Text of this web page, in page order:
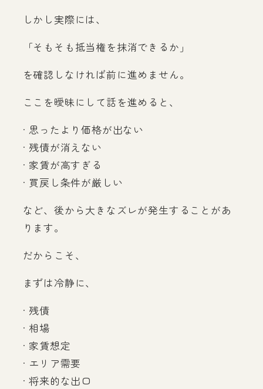
しかし実際には、
「そもそも抵当権を抹消できるか」
を確認しなければ前に進めません。
ここを曖昧にして話を進めると、
· 思ったより価格が出ない
· 残債が消えない
· 家賃が高すぎる
· 買戻し条件が厳しい
など、後から大きなズレが発生することがあ
ります。
だからこそ、
まずは冷静に、
· 残債
· 相場
· 家賃想定
· エリア需要
· 将来的な出口